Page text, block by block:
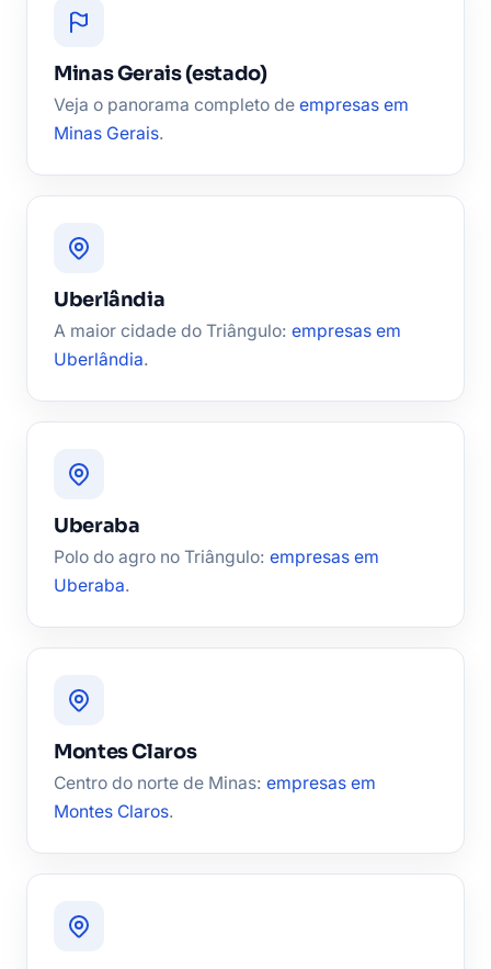
Minas Gerais (estado)
Veja o panorama completo de empresas em
Minas Gerais.
Uberlândia
A maior cidade do Triângulo: empresas em
Uberlândia.
Uberaba
Polo do agro no Triângulo: empresas em
Uberaba.
Montes Claros
Centro do norte de Minas: empresas em
Montes Claros.